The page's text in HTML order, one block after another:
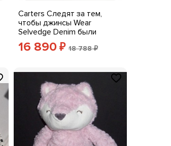
Carters Следят за тем,
чтобы джинсы Wear
Selvedge Denim были
прямыми, темными, с
ширинкой на пуговицах
16 890 ₽ 18 788 ₽